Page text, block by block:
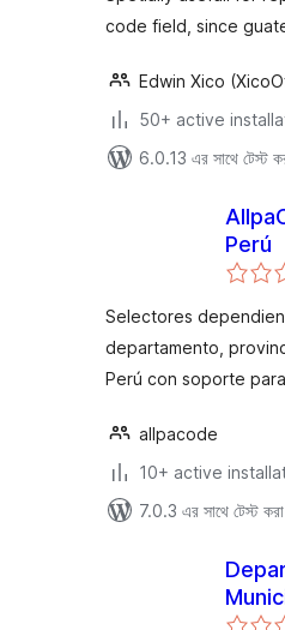
code field, since
Edwin Xico
50+ active
6.0.13 এর সাথে টেস্ট
Perú
Selectores
departamento,
Perú con soporte
allpacode
10+ active
7.0.3 এর সাথে টেস্ট করা